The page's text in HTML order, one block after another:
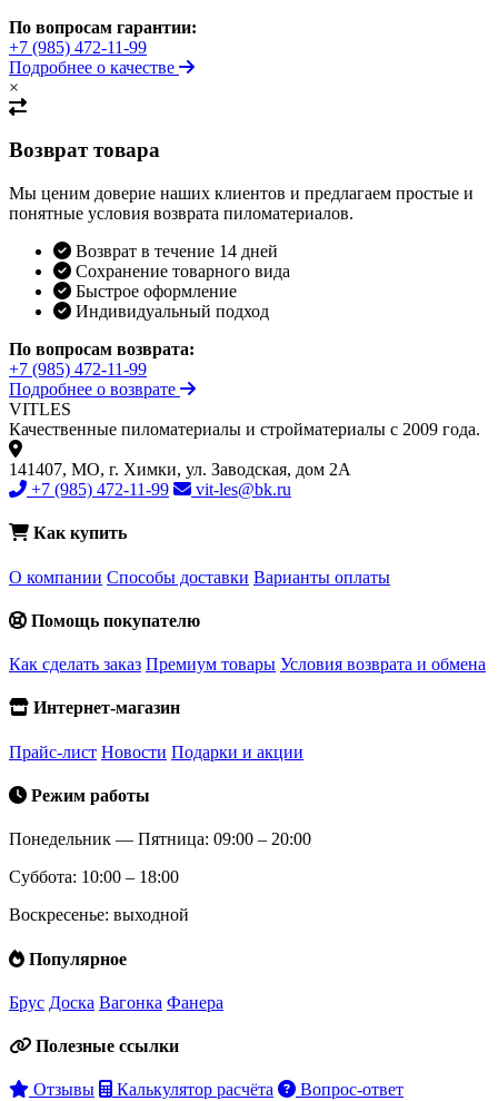
По вопросам гарантии:
+7 (985) 472-11-99
Подробнее о качестве
×
Возврат товара
Мы ценим доверие наших клиентов и предлагаем простые и
понятные условия возврата пиломатериалов.
Возврат в течение 14 дней
Сохранение товарного вида
Быстрое оформление
Индивидуальный подход
По вопросам возврата:
+7 (985) 472-11-99
Подробнее о возврате
VITLES
Качественные пиломатериалы и стройматериалы с 2009 года.
141407, МО, г. Химки, ул. Заводская, дом 2А
+7 (985) 472-11-99
vit-les@bk.ru
Как купить
О компании Способы доставки Варианты оплаты
Помощь покупателю
Как сделать заказ Премиум товары Условия возврата и обмена
Интернет-магазин
Прайс-лист Новости Подарки и акции
Режим работы
Понедельник — Пятница: 09:00 – 20:00
Суббота: 10:00 – 18:00
Воскресенье: выходной
Популярное
Брус Доска Вагонка Фанера
Полезные ссылки
Отзывы Калькулятор расчёта Вопрос-ответ